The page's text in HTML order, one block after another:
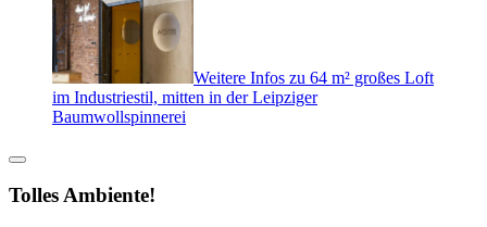
Weitere Infos zu 64 m² großes Loft
im Industriestil, mitten in der Leipziger
Baumwollspinnerei
Tolles Ambiente!